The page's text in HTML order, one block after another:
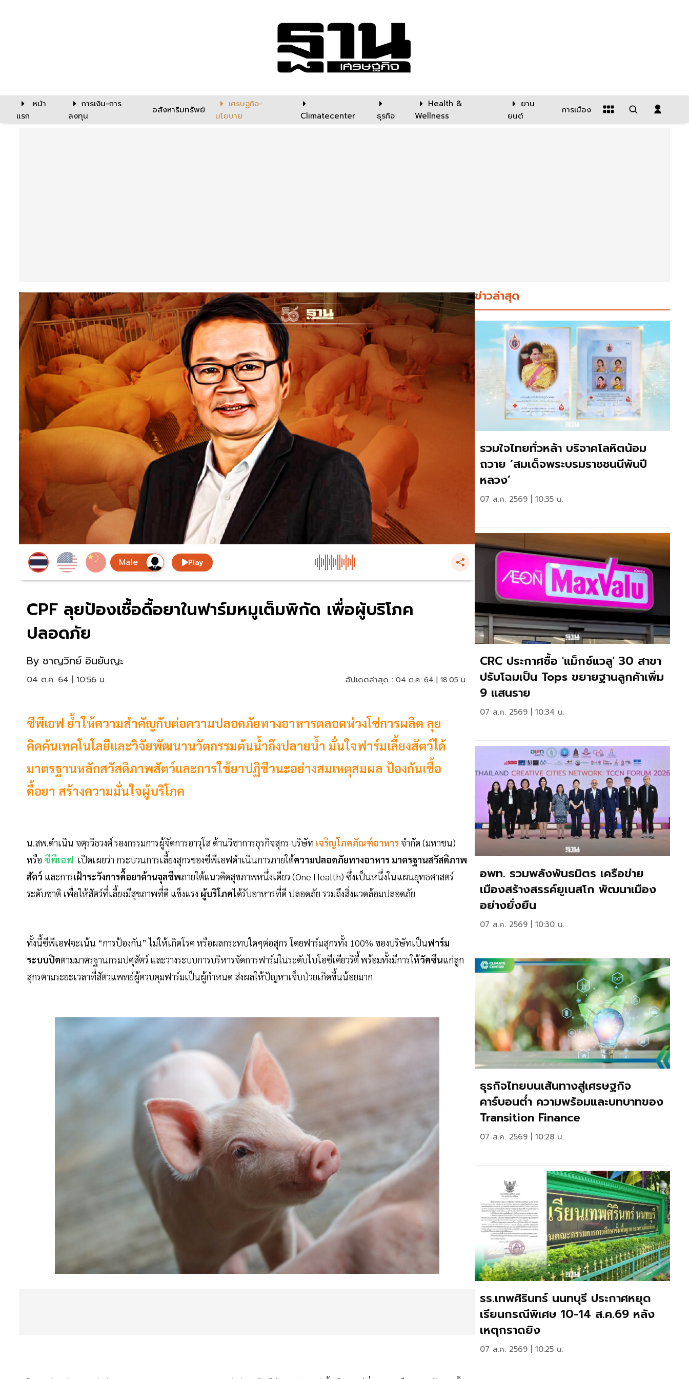
หน้า
แรก
การเงิน-การ
ลงทุน
อสังหาริมทรัพย์
เศรษฐกิจ-
นโยบาย
Climatecenter ธุรกิจ
Health &
Wellness
ยาน
ยนต์
การเมือง
Play
CPF ลุยป้องเชื้อดื้อยาในฟาร์มหมูเต็มพิกัด เพื่อผู้บริโภค
ปลอดภัย
By ชาญวิทย์ อินยันญะ
04 ต.ค. 64 | 10:56 น. อัปเดตล่าสุด : 04 ต.ค. 64 | 18:05 น.
ซีพีเอฟ ย้ำให้ความสำคัญกับต่อความปลอดภัยทางอาหารตลอดห่วงโซ่การผลิต ลุย
คิดค้นเทคโนโลยีและวิจัยพัฒนานวัตกรรมต้นน้ำถึงปลายน้ำ มั่นใจฟาร์มเลี้ยงสัตว์ได้
มาตรฐานหลักสวัสดิภาพสัตว์และการใช้ยาปฏิชีวนะอย่างสมเหตุสมผล ป้องกันเชื้อ
ดื้อยา สร้างความมั่นใจผู้บริโภค
น.สพ.ดำเนิน จตุรวิธวงศ์ รองกรรมการผู้จัดการอาวุโส ด้านวิชาการธุรกิจสุกร บริษัท เจริญโภคภัณฑ์อาหาร จำกัด (มหาชน)
หรือ ซีพีเอฟ เปิดเผยว่า กระบวนการเลี้ยงสุกรของซีพีเอฟดำเนินการภายใต้ความปลอดภัยทางอาหาร มาตรฐานสวัสดิภาพ
สัตว์ และการเฝ้าระวังการดื้อยาต้านจุลชีพภายใต้แนวคิดสุขภาพหนึ่งเดียว (One Health) ซึ่งเป็นหนึ่งในแผนยุทธศาสตร์
ระดับชาติ เพื่อให้สัตว์ที่เลี้ยงมีสุขภาพที่ดี แข็งแรง ผู้บริโภคได้รับอาหารที่ดี ปลอดภัย รวมถึงสิ่งแวดล้อมปลอดภัย
ทั้งนี้ซีพีเอฟจะเน้น “การป้องกัน” ไม่ให้เกิดโรค หรือผลกระทบใดๆต่อสุกร โดยฟาร์มสุกรทั้ง 100% ของบริษัทเป็นฟาร์ม
ระบบปิดตามมาตรฐานกรมปศุสัตว์ และวางระบบการบริหารจัดการฟาร์มในระดับไบโอซีเคียวริตี้ พร้อมทั้งมีการให้วัคซีนแก่ลูก
สุกรตามระยะเวลาที่สัตวแพทย์ผู้ควบคุมฟาร์มเป็นผู้กำหนด ส่งผลให้ปัญหาเจ็บป่วยเกิดขึ้นน้อยมาก
ข่าวล่าสุด
รวมใจไทยทั่วหล้า บริจาคโลหิตน้อม
ถวาย ‘สมเด็จพระบรมราชชนนีพันปี
หลวง’
07 ส.ค. 2569 | 10:35 น.
CRC ประกาศซื้อ 'แม็กซ์แวลู' 30 สาขา
ปรับโฉมเป็น Tops ขยายฐานลูกค้าเพิ่ม
9 แสนราย
07 ส.ค. 2569 | 10:34 น.
อพท. รวมพลังพันธมิตร เครือข่าย
เมืองสร้างสรรค์ยูเนสโก พัฒนาเมือง
อย่างยั่งยืน
07 ส.ค. 2569 | 10:30 น.
ธุรกิจไทยบนเส้นทางสู่เศรษฐกิจ
คาร์บอนตํ่า ความพร้อมและบทบาทของ
Transition Finance
07 ส.ค. 2569 | 10:28 น.
รร.เทพศิรินทร์ นนทบุรี ประกาศหยุด
เรียนกรณีพิเศษ 10-14 ส.ค.69 หลัง
เหตุกราดยิง
07 ส.ค. 2569 | 10:25 น.